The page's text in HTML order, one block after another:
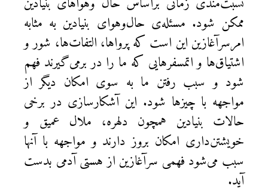
ممکن شود. مسئله‌ی حال‌وهوای بنيادين به مثابه
امرسرآغازين اين است که پرواها، التفات‌ها، شور و
اشتياق‌ها و اتمسفرهايی که ما را در برمی‌گيرند فهم
شود و سبب رفتن ما به سوی امکان ديگر از
مواجهه با چيزها ‌شود. اين آشکارسازی در برخی
حالات بنيادين همچون دلهره، ملال عميق و
خويشتن‌داری امکان بروز دارند و مواجهه با آنها
سبب می‌شود فهمی سرآغازين از هستی آدمی بدست
آيد.